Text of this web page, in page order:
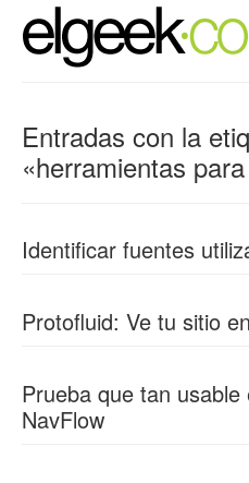
Entradas con la
«herramientas
Identificar fuentes
Protofluid: Ve tu sitio
Prueba que tan
NavFlow